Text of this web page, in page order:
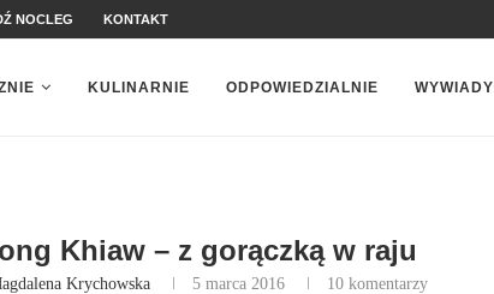
NOCLEG KONTAKT
KULINARNIE ODPOWIEDZIALNIE WYWIADY
Khiaw – z gorączką w raju
Krychowska 5 marca 2016 10 komentarzy